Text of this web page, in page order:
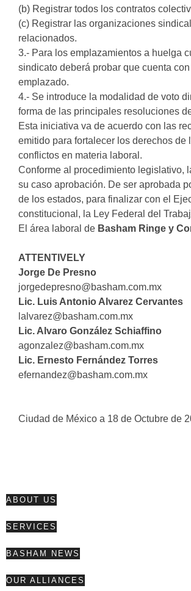
(b) Registrar todos los contratos
(c) Registrar las organizaciones
relacionados.
3.- Para los emplazamientos a huelga
sindicato deberá probar que cuenta
emplazado.
4.- Se introduce la modalidad de voto
forma de las principales resoluciones
Esta iniciativa va de acuerdo con las
emitido para fortalecer los derechos
conflictos en materia laboral.
Conforme al procedimiento legislativo,
su caso aprobación. De ser aprobada
de los estados, para finalizar con el
constitucional, la Ley Federal del
El área laboral de Basham Ringe y
ATTENTIVELY
Jorge De Presno
jorgedepresno@basham.com.mx
Lic. Luis Antonio Alvarez Cervantes
lalvarez@basham.com.mx
Lic. Alvaro González Schiaffino
agonzalez@basham.com.mx
Lic. Ernesto Fernández Torres
efernandez@basham.com.mx
Ciudad de México a 18 de Octubre de
ABOUT US
SERVICES
BASHAM NEWS
OUR ALLIANCES